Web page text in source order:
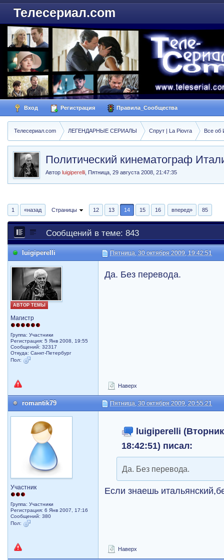
Телесериал.com
Вход Регистрация Правила_Сообщества
Телесериал.com ЛЕГЕНДАРНЫЕ СЕРИАЛЫ Спрут | La Piovra Все об
Политический кинематограф
Авторluigiperelli ,Пятница, 29 августа 2008, 21:47:35
1 «назад Страницы 12 13 14 15 16 вперед» 85
Сообщений в теме: 843
luigiperelli Пятница, 30 октября 2009, 19:42:51
АВТОР ТЕМЫ
Магистр
Группа: Участники
Регистрация: 5 Янв 2008, 19:55
Сообщений: 32317
Откуда: Санкт-Петербург
Пол:
Да. Без перевода.
Наверх
romantik79 Пятница, 30 октября 2009, 20:55:21
Участник
Группа: Участники
Регистрация: 6 Янв 2007, 17:16
Сообщений: 380
Пол:
luigiperelli
18:42:51) писал:
Да. Без перевода.
Если знаешь
Наверх